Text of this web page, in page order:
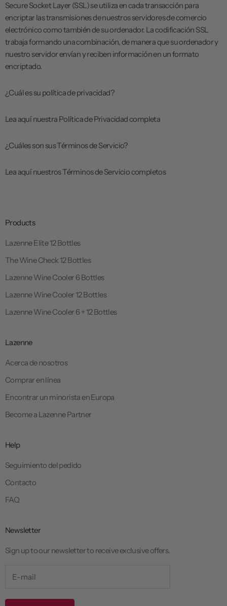
Secure Socket Layer (SSL) se utiliza en cada transacción para
encriptar las transmisiones de nuestros servidores de comercio
electrónico como también de su ordenador. La codificación SSL
trabaja formando una combinación, de manera que su ordenador y
nuestro servidor envían y reciben información en un formato
encriptado.
¿Cuál es su política de privacidad?
Lea aquí nuestra Política de Privacidad completa
¿Cuáles son sus Términos de Servicio?
Lea aquí nuestros Términos de Servicio completos
Products
Lazenne Elite 12 Bottles
The Wine Check 12 Bottles
Lazenne Wine Cooler 6 Bottles
Lazenne Wine Cooler 12 Bottles
Lazenne Wine Cooler 6 + 12 Bottles
Lazenne
Acerca de nosotros
Comprar en línea
Encontrar un minorista en Europa
Become a Lazenne Partner
Help
Seguimiento del pedido
Contacto
FAQ
Newsletter
Sign up to our newsletter to receive exclusive offers.